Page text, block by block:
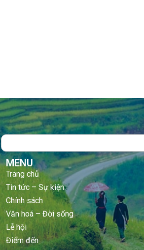
Search
MENU
Trang chủ
Tin tức – Sự kiện
Chính sách
Văn hoá – Đời sống
Lễ hội
Điểm đến